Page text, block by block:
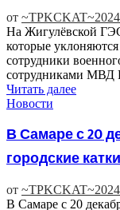
от ~TPKCKAT~
На Жигулёвской
которые
сотрудники
сотрудниками МВД
Читать далее
Новости
В Самаре с 20
городские катки
от ~TPKCKAT~
В Самаре с 20